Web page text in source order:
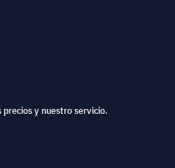
y nuestro servicio.